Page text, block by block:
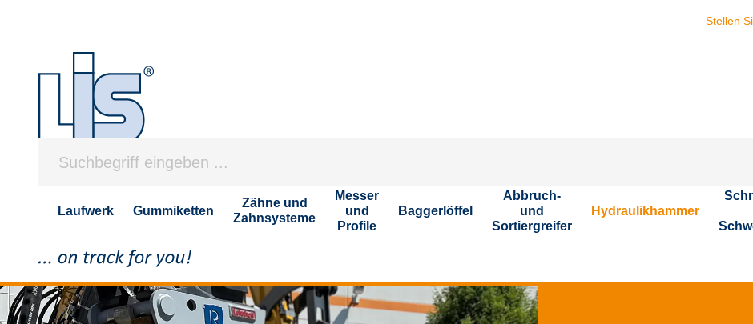
Stellen Sie sich ihr
Laufwerk Gummiketten
Zähne und
Zahnsysteme
Messer
und
Profile
Baggerlöffel
Abbruch-
und
Sortiergreifer
Hydraulikhammer